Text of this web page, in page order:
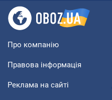
Про компанію
Правова інформація
Реклама на сайті